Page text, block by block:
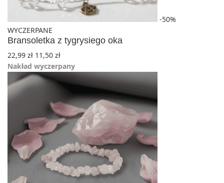
-50%
WYCZERPANE
Bransoletka z tygrysiego oka
22,99 zł 11,50 zł
Nakład wyczerpany